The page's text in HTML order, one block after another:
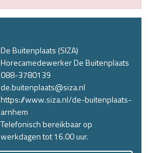
De Buitenplaats (SIZA)
Horecamedewerker De Buitenplaats
088-3780139
de.buitenplaats@siza.nl
https://www.siza.nl/de-buitenplaats-
arnhem
Telefonisch bereikbaar op
werkdagen tot 16.00 uur.